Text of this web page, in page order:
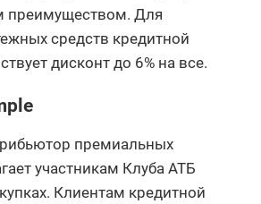
преимуществом. Для
средств кредитной
дисконт до 6% на все.
премиальных
участникам Клуба АТБ
Клиентам кредитной